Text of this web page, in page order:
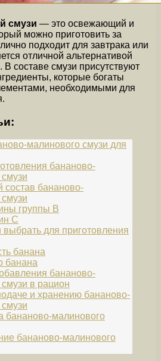
смузи — это освежающий и
можно приготовить за
подходит для завтрака или
отличной альтернативой
В составе смузи присутствуют
которые богаты
необходимыми для
малинового смузи для
бананово-
состав бананово-
группы В
С
выбрать для приготовления
банана
банана
бананово-
в рацион
и хранению бананово-
бананово-малинового
бананово-малинового